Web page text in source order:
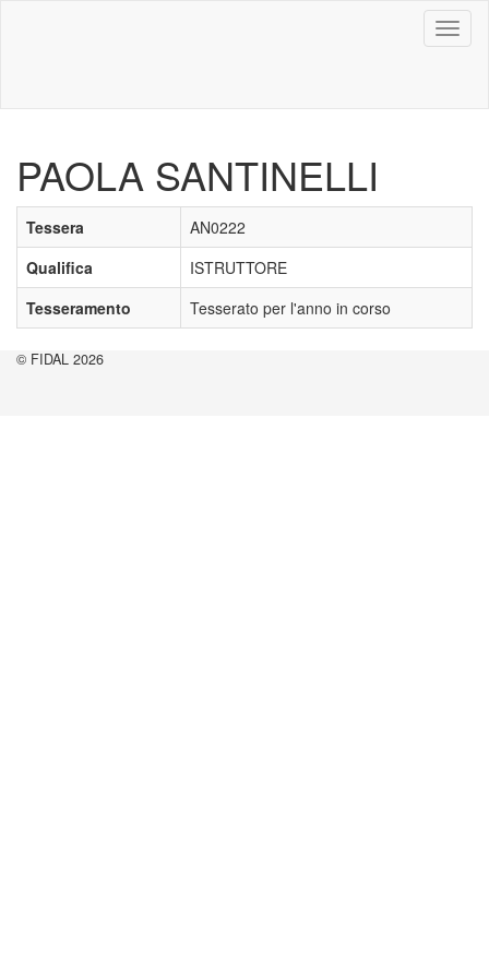
PAOLA SANTINELLI
Tessera
AN0222
Qualifica
ISTRUTTORE
Tesseramento
Tesserato per l'anno in corso
© FIDAL 2026